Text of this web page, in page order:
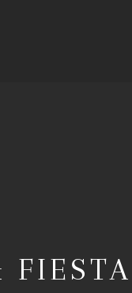
FIESTA